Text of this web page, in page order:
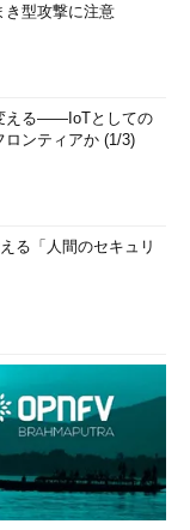
き型攻撃に注意
える――IoTとしての
ロンティアか (1/3)
る「人間のセキュリ